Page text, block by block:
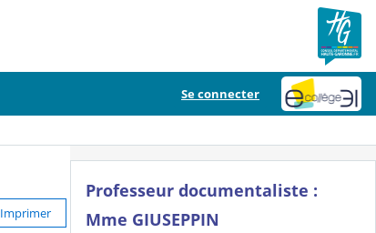
Se connecter
Imprimer
Professeur documentaliste :
Mme GIUSEPPIN